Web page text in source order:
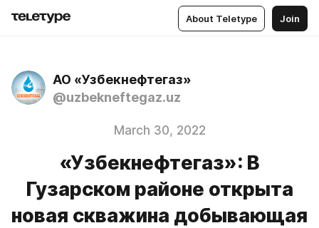
About Teletype Join
АО «Узбекнефтегаз»
@uzbekneftegaz.uz
March 30, 2022
«Узбекнефтегаз»: В
Гузарском районе открыта
новая скважина добывающая